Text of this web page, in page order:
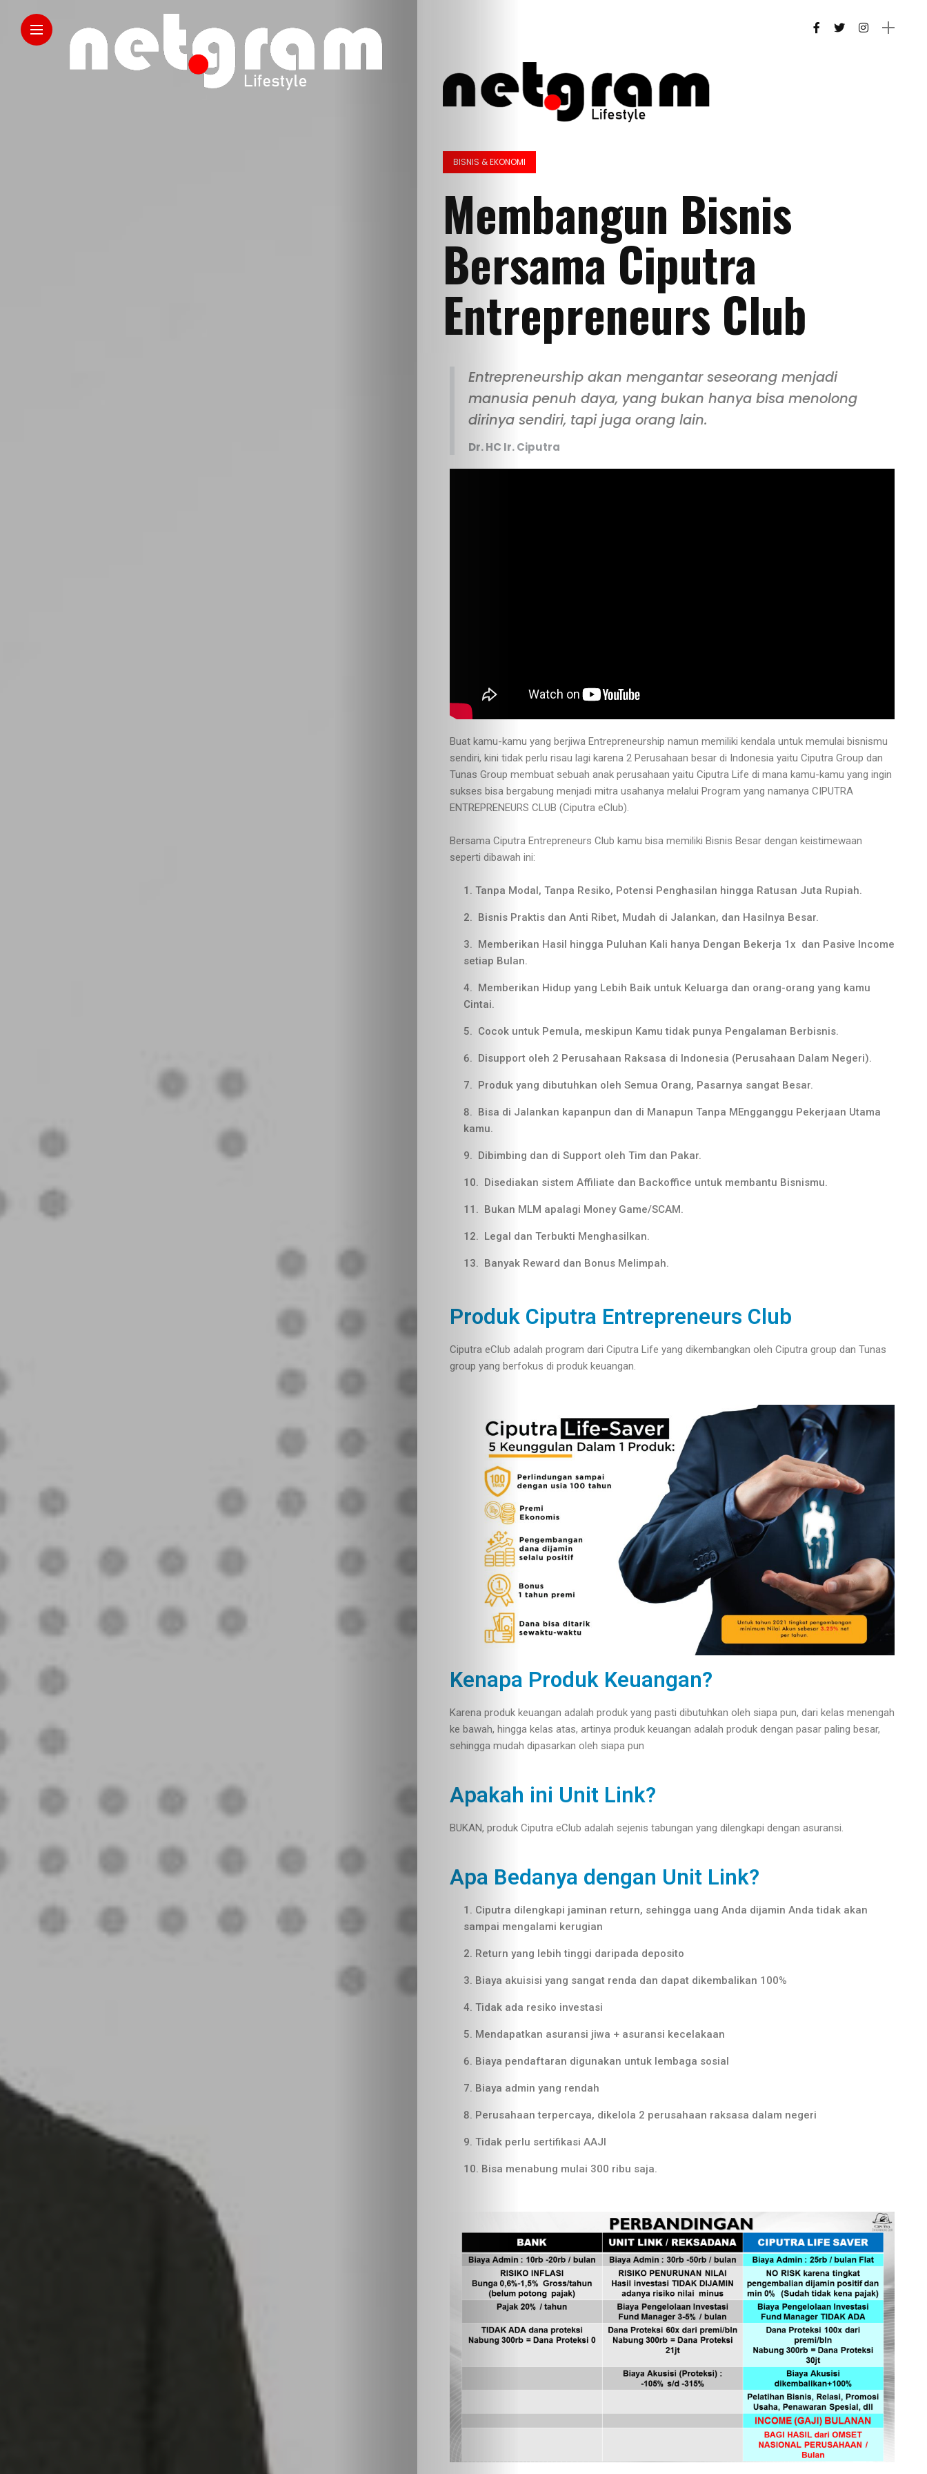
Lifestyle
Health
Food
Drink
Crypto
Currency
Tentang
Kami
Kontak
Kami
Search
BISNIS & EKONOMI
Membangun Bisnis
Bersama Ciputra
Entrepreneurs Club
Entrepreneurship akan mengantar seseorang menjadi
manusia penuh daya, yang bukan hanya bisa menolong
dirinya sendiri, tapi juga orang lain.
Dr. HC Ir. Ciputra
Buat kamu-kamu yang berjiwa Entrepreneurship namun memiliki kendala untuk memulai bisnismu
sendiri, kini tidak perlu risau lagi karena 2 Perusahaan besar di Indonesia yaitu Ciputra Group dan
Tunas Group membuat sebuah anak perusahaan yaitu Ciputra Life di mana kamu-kamu yang ingin
sukses bisa bergabung menjadi mitra usahanya melalui Program yang namanya CIPUTRA
ENTREPRENEURS CLUB (Ciputra eClub).
Bersama Ciputra Entrepreneurs Club kamu bisa memiliki Bisnis Besar dengan keistimewaan
seperti dibawah ini:
Tanpa Modal, Tanpa Resiko, Potensi Penghasilan hingga Ratusan Juta Rupiah.
Bisnis Praktis dan Anti Ribet, Mudah di Jalankan, dan Hasilnya Besar.
Memberikan Hasil hingga Puluhan Kali hanya Dengan Bekerja 1x dan Pasive Income
setiap Bulan.
Memberikan Hidup yang Lebih Baik untuk Keluarga dan orang-orang yang kamu
Cintai.
Cocok untuk Pemula, meskipun Kamu tidak punya Pengalaman Berbisnis.
Disupport oleh 2 Perusahaan Raksasa di Indonesia (Perusahaan Dalam Negeri).
Produk yang dibutuhkan oleh Semua Orang, Pasarnya sangat Besar.
Bisa di Jalankan kapanpun dan di Manapun Tanpa MEngganggu Pekerjaan Utama
kamu.
Dibimbing dan di Support oleh Tim dan Pakar.
Disediakan sistem Affiliate dan Backoffice untuk membantu Bisnismu.
Bukan MLM apalagi Money Game/SCAM.
Legal dan Terbukti Menghasilkan.
Banyak Reward dan Bonus Melimpah.
Produk Ciputra Entrepreneurs Club
Ciputra eClub adalah program dari Ciputra Life yang dikembangkan oleh Ciputra group dan Tunas
group yang berfokus di produk keuangan.
Kenapa Produk Keuangan?
Karena produk keuangan adalah produk yang pasti dibutuhkan oleh siapa pun, dari kelas menengah
ke bawah, hingga kelas atas, artinya produk keuangan adalah produk dengan pasar paling besar,
sehingga mudah dipasarkan oleh siapa pun
Apakah ini Unit Link?
BUKAN, produk Ciputra eClub adalah sejenis tabungan yang dilengkapi dengan asuransi.
Apa Bedanya dengan Unit Link?
Ciputra dilengkapi jaminan return, sehingga uang Anda dijamin Anda tidak akan
sampai mengalami kerugian
Return yang lebih tinggi daripada deposito
Biaya akuisisi yang sangat renda dan dapat dikembalikan 100%
Tidak ada resiko investasi
Mendapatkan asuransi jiwa + asuransi kecelakaan
Biaya pendaftaran digunakan untuk lembaga sosial
Biaya admin yang rendah
Perusahaan terpercaya, dikelola 2 perusahaan raksasa dalam negeri
Tidak perlu sertifikasi AAJI
Bisa menabung mulai 300 ribu saja.